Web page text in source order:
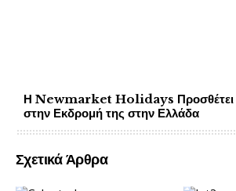
Η Newmarket Holidays Προσθέτει
στην Εκδρομή της στην Ελλάδα
Σχετικά Άρθρα